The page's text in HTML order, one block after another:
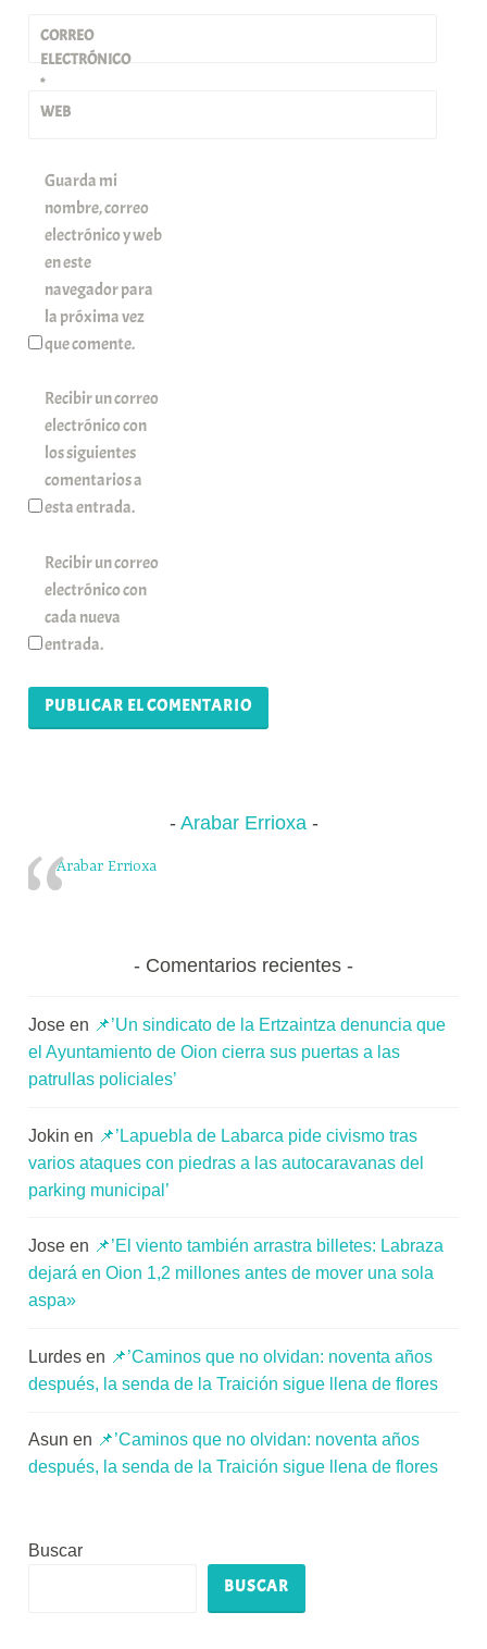
CORREO
ELECTRÓNICO
*
WEB
Guarda mi
nombre, correo
electrónico y web
en este
navegador para
la próxima vez
que comente.
Recibir un correo
electrónico con
los siguientes
comentarios a
esta entrada.
Recibir un correo
electrónico con
cada nueva
entrada.
Arabar Errioxa
Arabar Errioxa
Comentarios recientes
Jose en 📌’Un sindicato de la Ertzaintza denuncia que
el Ayuntamiento de Oion cierra sus puertas a las
patrullas policiales’
Jokin en 📌’Lapuebla de Labarca pide civismo tras
varios ataques con piedras a las autocaravanas del
parking municipal’
Jose en 📌’El viento también arrastra billetes: Labraza
dejará en Oion 1,2 millones antes de mover una sola
aspa»
Lurdes en 📌’Caminos que no olvidan: noventa años
después, la senda de la Traición sigue llena de flores
Asun en 📌’Caminos que no olvidan: noventa años
después, la senda de la Traición sigue llena de flores
Buscar
BUSCAR